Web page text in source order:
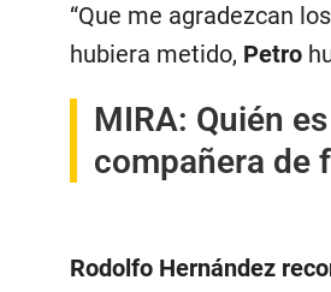
“Que me agradezcan
hubiera metido, Petro
MIRA: Quién
compañera de
Rodolfo Hernández